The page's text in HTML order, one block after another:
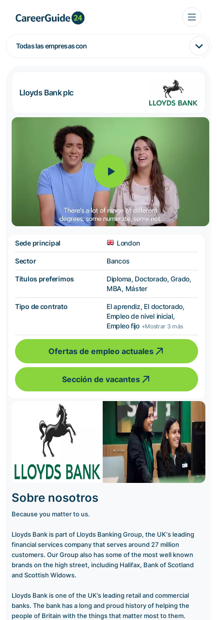
Todas las empresas con
Lloyds Bank plc
Sede principal London
Sector Bancos
Títulos preferimos
Diploma, Doctorado, Grado,
MBA, Máster
Tipo de contrato
El aprendiz, El doctorado,
Empleo de nivel inicial,
Empleo fijo +Mostrar 3 más
Ofertas de empleo actuales
Sección de vacantes
Sobre nosotros
Because you matter to us.
Lloyds Bank is part of Lloyds Banking Group, the UK's leading
financial services company that serves around 27 million
customers. Our Group also has some of the most well known
brands on the high street, including Halifax, Bank of Scotland
and Scottish Widows.
Lloyds Bank is one of the UK’s leading retail and commercial
banks. The bank has a long and proud history of helping the
people of Britain with the things that matter most to them.